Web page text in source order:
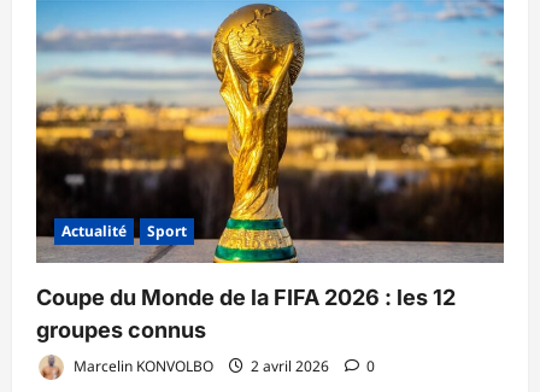
Actualité Sport
Coupe du Monde de la FIFA 2026 : les 12
groupes connus
Marcelin KONVOLBO 2 avril 2026 0